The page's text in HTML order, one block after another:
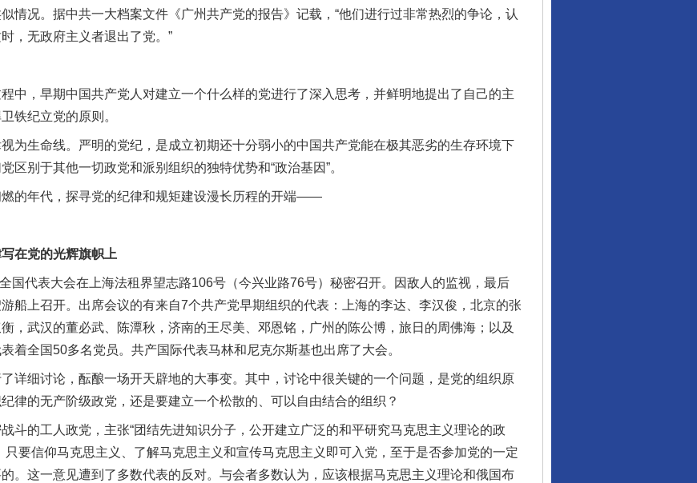
况。据中共一大档案文件《广州共产党的报告》记载，“他们进行过非常热烈的争论，认
，无政府主义者退出了党。”
，早期中国共产党人对建立一个什么样的党进行了深入思考，并鲜明地提出了自己的主
铁纪立党的原则。
生命线。严明的党纪，是成立初期还十分弱小的中国共产党能在极其恶劣的生存环境下
区别于其他一切政党和派别组织的独特优势和“政治基因”。
的年代，探寻党的纪律和规矩建设漫长历程的开端——
在党的光辉旗帜上
代表大会在上海法租界望志路106号（今兴业路76号）秘密召开。因敌人的监视，最后
船上召开。出席会议的有来自7个共产党早期组织的代表：上海的李达、李汉俊，北京的张
，武汉的董必武、陈潭秋，济南的王尽美、邓恩铭，广州的陈公博，旅日的周佛海；以及
着全国50多名党员。共产国际代表马林和尼克尔斯基也出席了大会。
细讨论，酝酿一场开天辟地的大事变。其中，讨论中很关键的一个问题，是党的组织原
律的无产阶级政党，还是要建立一个松散的、可以自由结合的组织？
的工人政党，主张“团结先进知识分子，公开建立广泛的和平研究马克思主义理论的政
只要信仰马克思主义、了解马克思主义和宣传马克思主义即可入党，至于是否参加党的一定
。这一意见遭到了多数代表的反对。与会者多数认为，应该根据马克思主义理论和俄国布